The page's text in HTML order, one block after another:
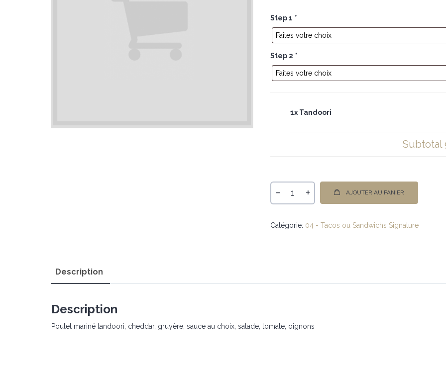
Step 1 *
Step 2 *
1x Tandoori
Subtotal
- + AJOUTER AU PANIER
Catégorie: 04 - Tacos ou Sandwichs Signature
Description
Description
Poulet mariné tandoori, cheddar, gruyère, sauce au choix, salade, tomate, oignons